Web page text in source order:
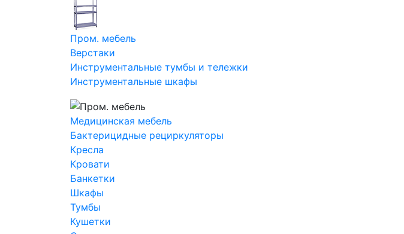
Пром. мебель
Верстаки
Инструментальные тумбы и тележки
Инструментальные шкафы
Медицинская мебель
Бактерицидные рециркуляторы
Кресла
Кровати
Банкетки
Шкафы
Тумбы
Кушетки